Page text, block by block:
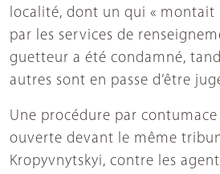
localité, dont un qui « montait
par les services de
guetteur a été condamné,
autres sont en passe d’être
Une procédure par
ouverte devant le même
Kropyvnytskyi, contre les